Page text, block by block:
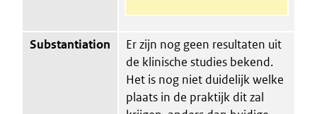
Substantiation
Er zijn nog geen resultaten uit
de klinische studies bekend.
Het is nog niet duidelijk welke
plaats in de praktijk dit zal